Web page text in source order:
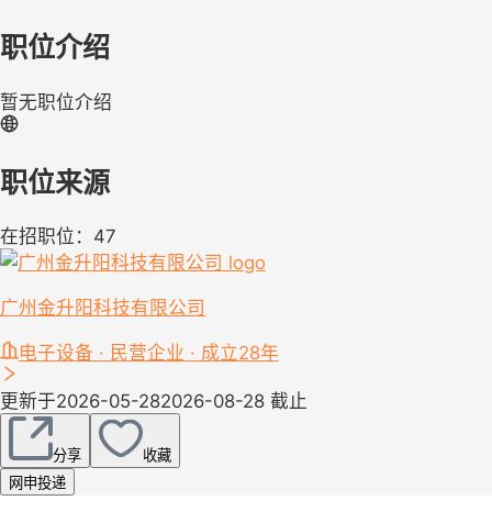
职位介绍
暂无职位介绍
职位来源
在招职位：47
广州金升阳科技有限公司
电子设备 · 民营企业 · 成立28年
更新于2026-05-282026-08-28 截止
分享
收藏
网申投递